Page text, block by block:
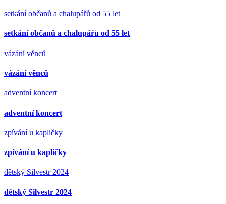
setkání občanů a chalupářů od 55 let
setkání občanů a chalupářů od 55 let
vázání věnců
vázání věnců
adventní koncert
adventní koncert
zpívání u kapličky
zpívání u kapličky
dětský Silvestr 2024
dětský Silvestr 2024